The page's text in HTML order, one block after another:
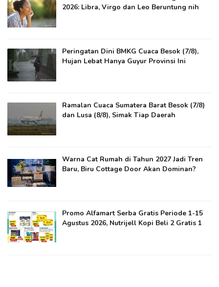
2026: Libra, Virgo dan Leo Beruntung nih
Peringatan Dini BMKG Cuaca Besok (7/8),
Hujan Lebat Hanya Guyur Provinsi Ini
Ramalan Cuaca Sumatera Barat Besok (7/8)
dan Lusa (8/8), Simak Tiap Daerah
Warna Cat Rumah di Tahun 2027 Jadi Tren
Baru, Biru Cottage Door Akan Dominan?
Promo Alfamart Serba Gratis Periode 1-15
Agustus 2026, Nutrijell Kopi Beli 2 Gratis 1